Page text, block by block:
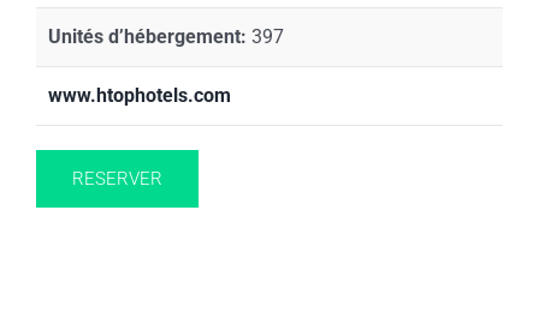
Unités d’hébergement: 397
www.htophotels.com
RESERVER